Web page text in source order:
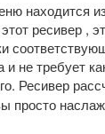
находится
ресивер ,
и не требует
Ресивер
просто